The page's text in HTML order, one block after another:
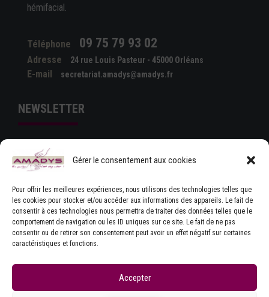
Gérer le consentement aux cookies
Pour offrir les meilleures expériences, nous utilisons des technologies telles que
les cookies pour stocker et/ou accéder aux informations des appareils. Le fait de
consentir à ces technologies nous permettra de traiter des données telles que le
comportement de navigation ou les ID uniques sur ce site. Le fait de ne pas
consentir ou de retirer son consentement peut avoir un effet négatif sur certaines
caractéristiques et fonctions.
Accepter
hémifacial.
Téléphone 09 75 79 93 02
Adresse 24 rue Louis Pasteur - 45000 Orléans
E-mail secretariat.amadys@amadys.fr
NEWSLETTER
J'ACCEPTE LES CONDITIONS GÉNÉRALES
D'UTILISATION